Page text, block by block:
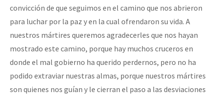
convicción de que seguimos en el camino que nos abrieron
para luchar por la paz y en la cual ofrendaron su vida. A
nuestros mártires queremos agradecerles que nos hayan
mostrado este camino, porque hay muchos cruceros en
donde el mal gobierno ha querido perdernos, pero no ha
podido extraviar nuestras almas, porque nuestros mártires
son quienes nos guían y le cierran el paso a las desviaciones